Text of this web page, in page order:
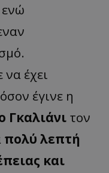
να έχει
έγινε η
Γκαλιάνι τον
πολύ λεπτή
και